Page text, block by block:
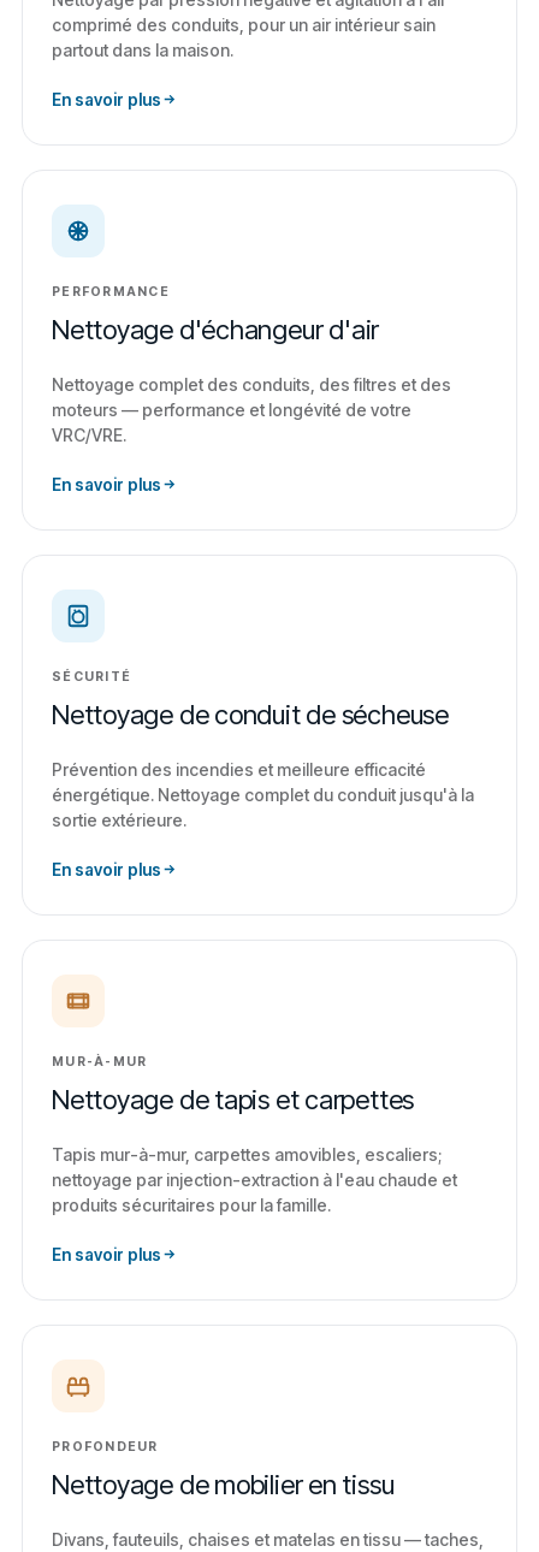
comprimé des conduits, pour un air intérieur sain
partout dans la maison.
En savoir plus
PERFORMANCE
Nettoyage d'échangeur d'air
Nettoyage complet des conduits, des filtres et des
moteurs — performance et longévité de votre
VRC/VRE.
En savoir plus
SÉCURITÉ
Nettoyage de conduit de sécheuse
Prévention des incendies et meilleure efficacité
énergétique. Nettoyage complet du conduit jusqu'à la
sortie extérieure.
En savoir plus
MUR-À-MUR
Nettoyage de tapis et carpettes
Tapis mur-à-mur, carpettes amovibles, escaliers;
nettoyage par injection-extraction à l'eau chaude et
produits sécuritaires pour la famille.
En savoir plus
PROFONDEUR
Nettoyage de mobilier en tissu
Divans, fauteuils, chaises et matelas en tissu — taches,